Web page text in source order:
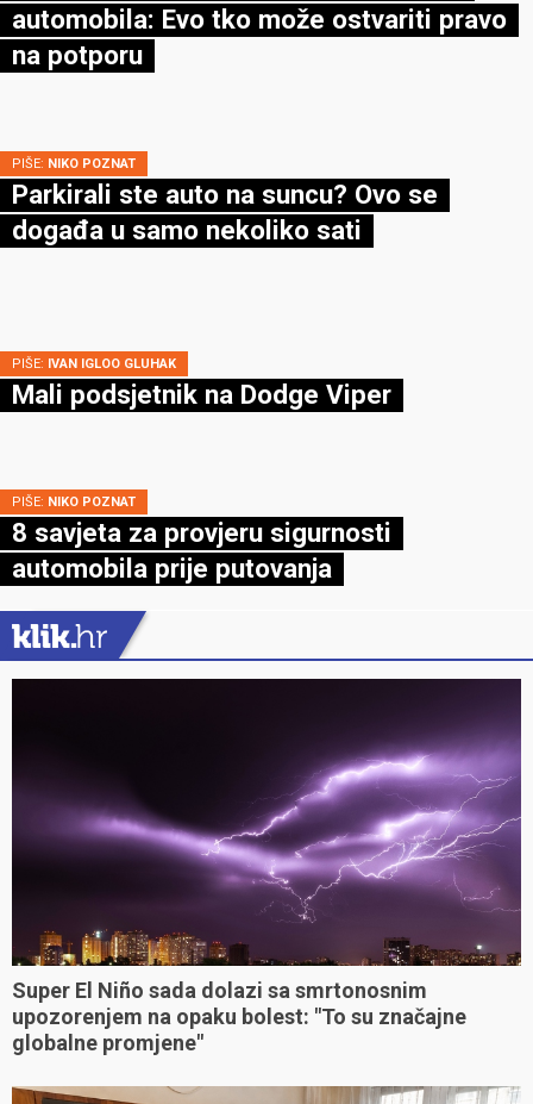
automobila: Evo tko može ostvariti pravo
na potporu
PIŠE: NIKO POZNAT
Parkirali ste auto na suncu? Ovo se
događa u samo nekoliko sati
PIŠE: IVAN IGLOO GLUHAK
Mali podsjetnik na Dodge Viper
PIŠE: NIKO POZNAT
8 savjeta za provjeru sigurnosti
automobila prije putovanja
Super El Niño sada dolazi sa smrtonosnim
upozorenjem na opaku bolest: "To su značajne
globalne promjene"